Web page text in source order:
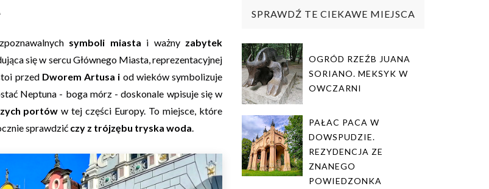
symboli miasta i ważny zabytek
się w sercu Głównego Miasta, reprezentacyjnej
przed Dworem Artusa i od wieków symbolizuje
Neptuna - boga mórz - doskonale wpisuje się w
portów w tej części Europy. To miejsce, które
sprawdzić czy z trójzębu tryska woda.
SPRAWDŹ TE CIEKAWE MIEJSCA
OGRÓD RZEŹB JUANA
SORIANO. MEKSYK W
OWCZARNI
PAŁAC PACA W
DOWSPUDZIE.
REZYDENCJA ZE
ZNANEGO
POWIEDZONKA